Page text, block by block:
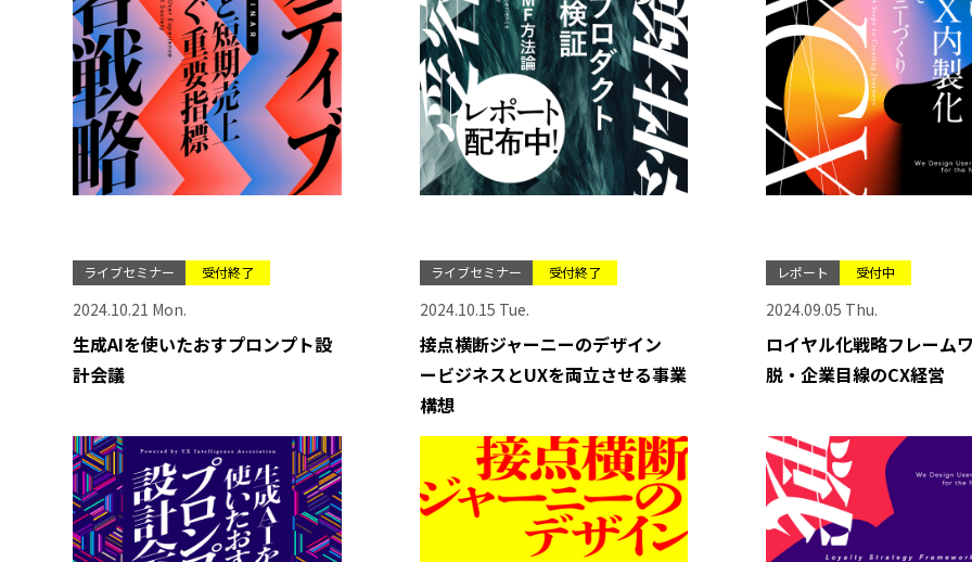
ライブセミナー 受付終了
2024.10.21 Mon.
生成AIを使いたおすプロンプト設
計会議
ライブセミナー 受付終了
2024.10.15 Tue.
接点横断ジャーニーのデザイン
ービジネスとUXを両立させる事業
構想
レポート 受付中
2024.09.05 Thu.
ロイヤル化戦略フレー
脱・企業目線のCX経営